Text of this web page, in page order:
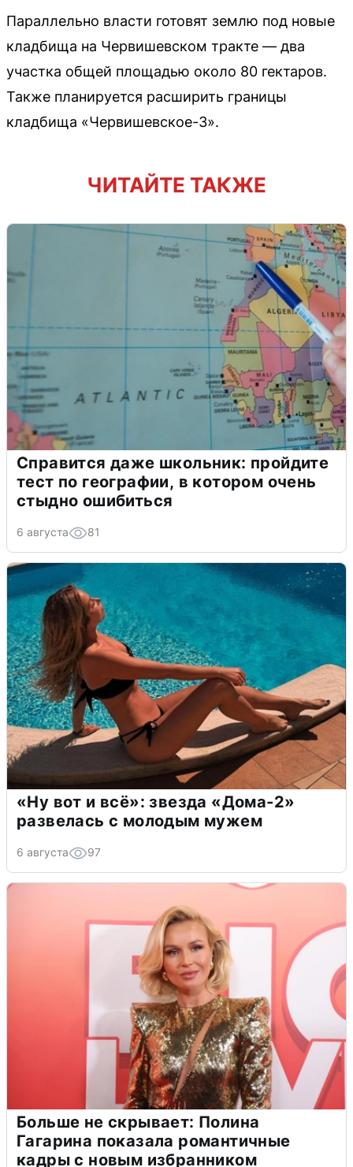
Параллельно власти готовят землю под новые
кладбища на Червишевском тракте — два
участка общей площадью около 80 гектаров.
Также планируется расширить границы
кладбища «Червишевское-3».
ЧИТАЙТЕ ТАКЖЕ
Справится даже школьник: пройдите
тест по географии, в котором очень
стыдно ошибиться
6 августа 81
«Ну вот и всё»: звезда «Дома-2»
развелась с молодым мужем
6 августа 97
Больше не скрывает: Полина
Гагарина показала романтичные
кадры с новым избранником